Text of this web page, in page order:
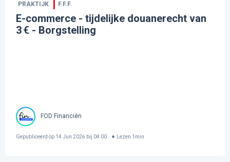
PRAKTIJK F.F.F.
E-commerce - tijdelijke douanerecht van
3 € - Borgstelling
FOD Financiën
Gepubliceerd op 14 Jun 2026 bij 04:00 Lezen 1 min